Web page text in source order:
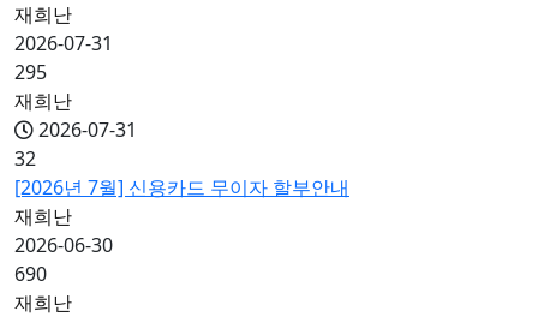
재희난
2026-07-31
295
재희난
2026-07-31
32
[2026년 7월] 신용카드 무이자 할부안내
재희난
2026-06-30
690
재희난